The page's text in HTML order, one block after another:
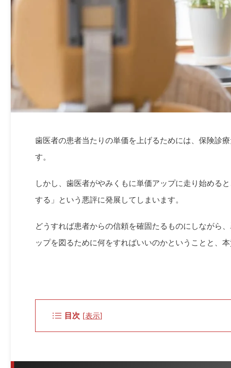
歯医者の患者当たりの単価を上げるためには、保険診
す。
しかし、歯医者がやみくもに単価アップに走り始める
する」という悪評に発展してしまいます。
どうすれば患者からの信頼を確固たるものにしながら
ップを図るために何をすればいいのかということと、
目次 [表示]